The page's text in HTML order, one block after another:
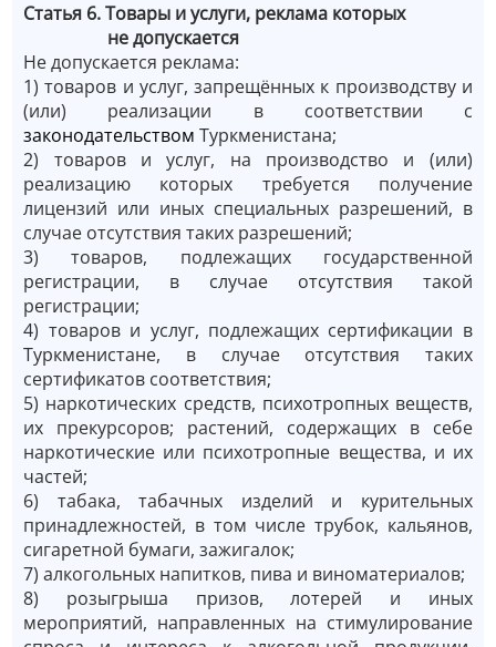
Статья 6. Товары и услуги, реклама которых
не допускается
Не допускается реклама:
1) товаров и услуг, запрещённых к производству и
(или) реализации в соответствии с
законодательством Туркменистана;
2) товаров и услуг, на производство и (или)
реализацию которых требуется получение
лицензий или иных специальных разрешений, в
случае отсутствия таких разрешений;
3) товаров, подлежащих государственной
регистрации, в случае отсутствия такой
регистрации;
4) товаров и услуг, подлежащих сертификации в
Туркменистане, в случае отсутствия таких
сертификатов соответствия;
5) наркотических средств, психотропных веществ,
их прекурсоров; растений, содержащих в себе
наркотические или психотропные вещества, и их
частей;
6) табака, табачных изделий и курительных
принадлежностей, в том числе трубок, кальянов,
сигаретной бумаги, зажигалок;
7) алкогольных напитков, пива и виноматериалов;
8) розыгрыша призов, лотерей и иных
мероприятий, направленных на стимулирование